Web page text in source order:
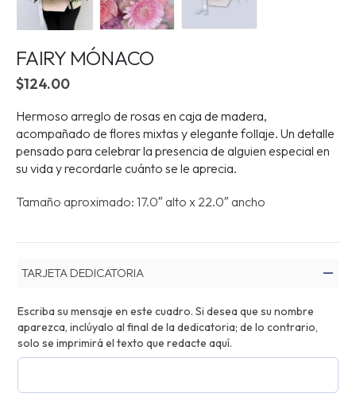
FAIRY MÓNACO
$124.00
Hermoso arreglo de rosas en caja de madera,
acompañado de flores mixtas y elegante follaje. Un detalle
pensado para celebrar la presencia de alguien especial en
su vida y recordarle cuánto se le aprecia.
Tamaño aproximado: 17.0″ alto x 22.0″ ancho
TARJETA DEDICATORIA
Escriba su mensaje en este cuadro. Si desea que su nombre
aparezca, inclúyalo al final de la dedicatoria; de lo contrario,
solo se imprimirá el texto que redacte aquí.